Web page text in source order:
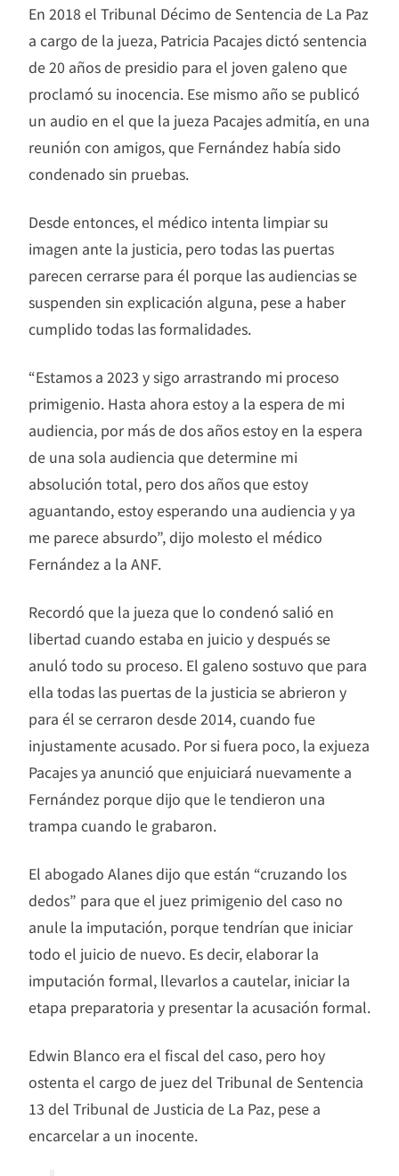
En 2018 el Tribunal Décimo de Sentencia de La Paz
a cargo de la jueza, Patricia Pacajes dictó sentencia
de 20 años de presidio para el joven galeno que
proclamó su inocencia. Ese mismo año se publicó
un audio en el que la jueza Pacajes admitía, en una
reunión con amigos, que Fernández había sido
condenado sin pruebas.
Desde entonces, el médico intenta limpiar su
imagen ante la justicia, pero todas las puertas
parecen cerrarse para él porque las audiencias se
suspenden sin explicación alguna, pese a haber
cumplido todas las formalidades.
“Estamos a 2023 y sigo arrastrando mi proceso
primigenio. Hasta ahora estoy a la espera de mi
audiencia, por más de dos años estoy en la espera
de una sola audiencia que determine mi
absolución total, pero dos años que estoy
aguantando, estoy esperando una audiencia y ya
me parece absurdo”, dijo molesto el médico
Fernández a la ANF.
Recordó que la jueza que lo condenó salió en
libertad cuando estaba en juicio y después se
anuló todo su proceso. El galeno sostuvo que para
ella todas las puertas de la justicia se abrieron y
para él se cerraron desde 2014, cuando fue
injustamente acusado. Por si fuera poco, la exjueza
Pacajes ya anunció que enjuiciará nuevamente a
Fernández porque dijo que le tendieron una
trampa cuando le grabaron.
El abogado Alanes dijo que están “cruzando los
dedos” para que el juez primigenio del caso no
anule la imputación, porque tendrían que iniciar
todo el juicio de nuevo. Es decir, elaborar la
imputación formal, llevarlos a cautelar, iniciar la
etapa preparatoria y presentar la acusación formal.
Edwin Blanco era el fiscal del caso, pero hoy
ostenta el cargo de juez del Tribunal de Sentencia
13 del Tribunal de Justicia de La Paz, pese a
encarcelar a un inocente.